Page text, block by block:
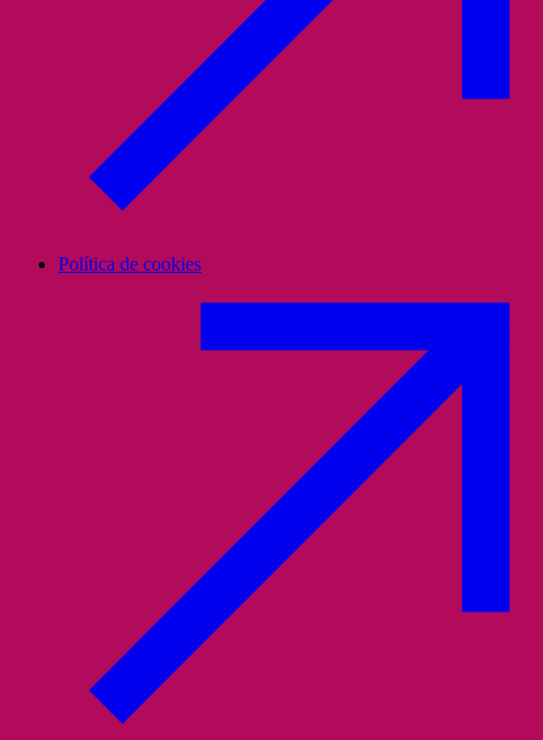
Política de cookies